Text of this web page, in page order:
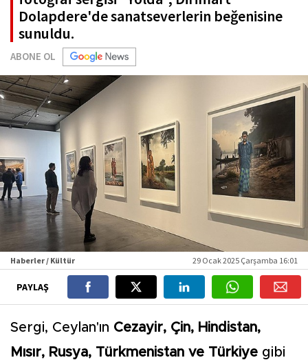
Dolapdere'de sanatseverlerin beğenisine
sunuldu.
ABONE OL
Haberler / Kültür 29 Ocak 2025 Çarşamba 16:01
PAYLAŞ
Sergi, Ceylan'ın Cezayir, Çin, Hindistan,
Mısır, Rusya, Türkmenistan ve Türkiye gibi